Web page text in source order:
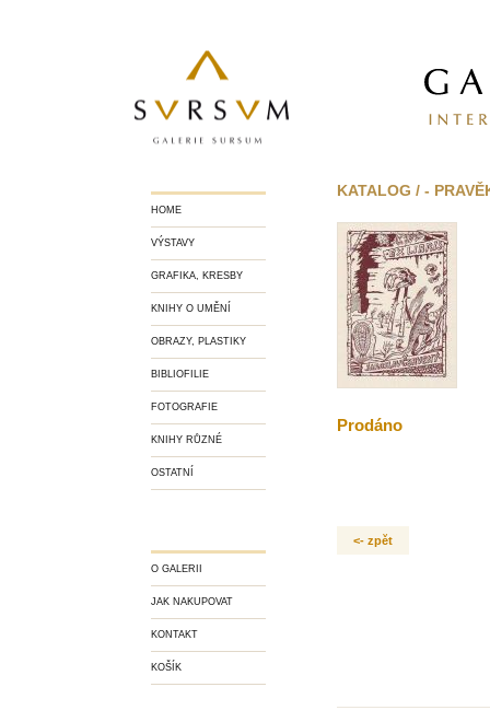
KATALOG / -
Prodáno
<- zpět
HOME
VÝSTAVY
GRAFIKA, KRESBY
KNIHY O UMĚNÍ
OBRAZY, PLASTIKY
BIBLIOFILIE
FOTOGRAFIE
KNIHY RŮZNÉ
OSTATNÍ
O GALERII
JAK NAKUPOVAT
KONTAKT
KOŠÍK